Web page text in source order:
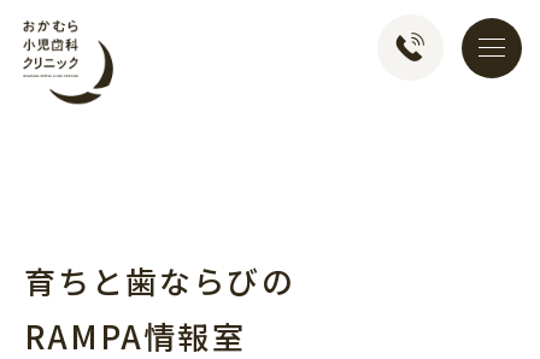
おかむら小児歯科クリ
育ちと歯ならびの
RAMPA情報室